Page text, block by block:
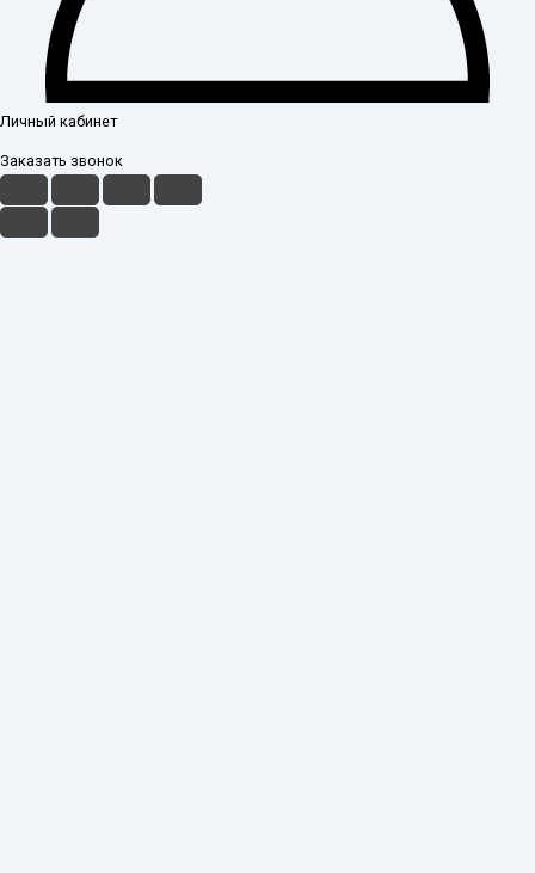
Личный кабинет
Заказать звонок